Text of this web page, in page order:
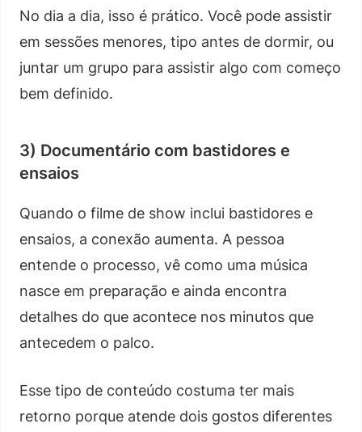
No dia a dia, isso é prático. Você pode assistir
em sessões menores, tipo antes de dormir, ou
juntar um grupo para assistir algo com começo
bem definido.
3) Documentário com bastidores e
ensaios
Quando o filme de show inclui bastidores e
ensaios, a conexão aumenta. A pessoa
entende o processo, vê como uma música
nasce em preparação e ainda encontra
detalhes do que acontece nos minutos que
antecedem o palco.
Esse tipo de conteúdo costuma ter mais
retorno porque atende dois gostos diferentes